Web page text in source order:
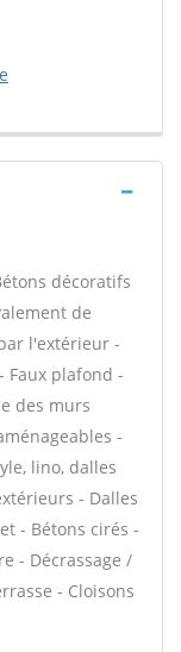
décoratifs
de
l'extérieur -
Faux plafond -
des murs
-
lino, dalles
- Dalles
- Bétons cirés -
- Décrassage /
- Cloisons